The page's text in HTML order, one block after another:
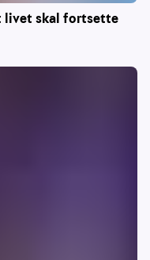
livet skal fortsette